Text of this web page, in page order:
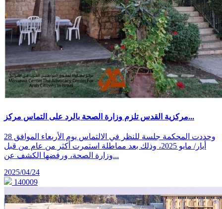
مركزية القدس تلزم وزارة الصحة بالرد على التماس مركز...
وحددت المحكمة جلسة للنظر في الالتماس يوم الأربعاء الموافق 28
أيار/ مايو 2025، وذلك بعد مماطلة استمرت أكثر من عام من قبل
وزارة الصحة، ورفضها الكشف عن...
2025/04/24
140009